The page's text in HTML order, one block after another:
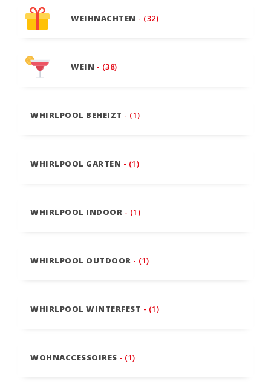
WEIHNACHTEN - (32)
WEIN - (38)
WHIRLPOOL BEHEIZT - (1)
WHIRLPOOL GARTEN - (1)
WHIRLPOOL INDOOR - (1)
WHIRLPOOL OUTDOOR - (1)
WHIRLPOOL WINTERFEST - (1)
WOHNACCESSOIRES - (1)